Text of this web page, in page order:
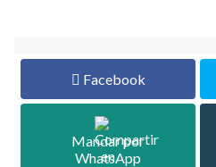
Facebook
Mandar por
WhatsApp